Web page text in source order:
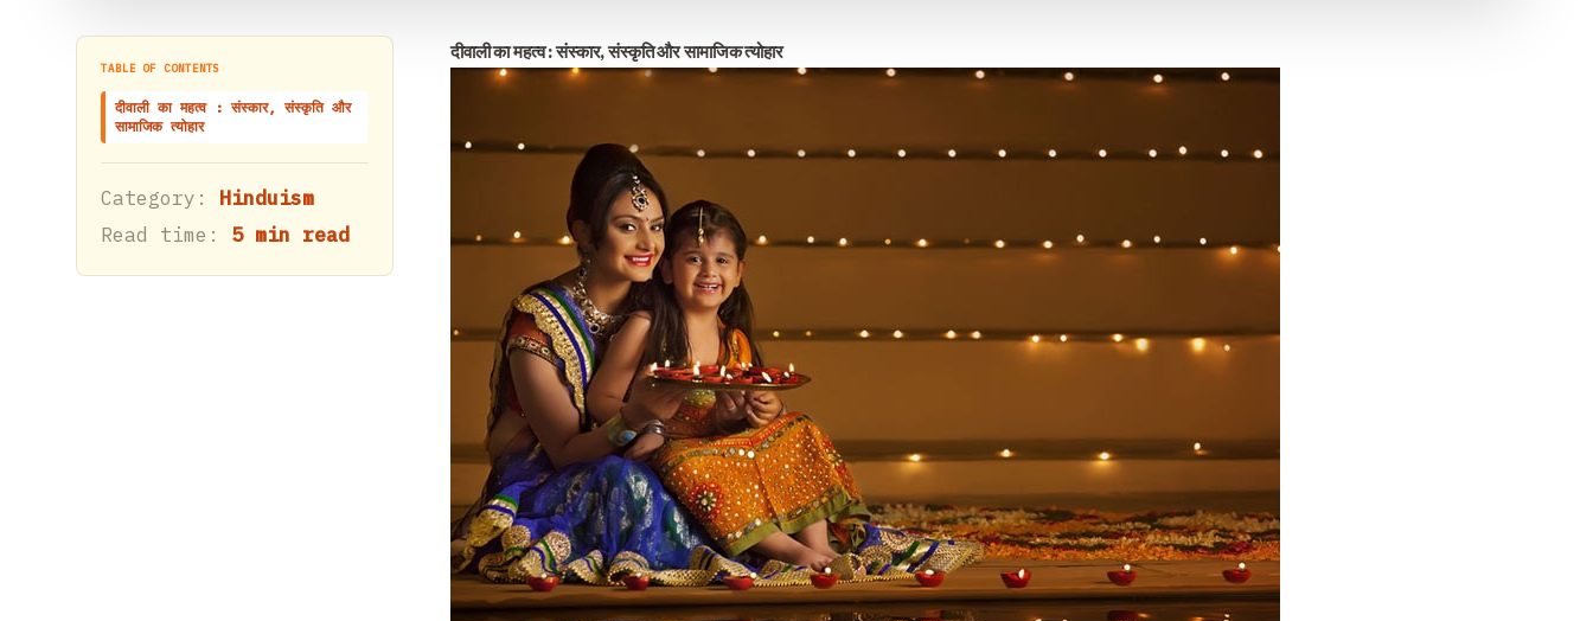
TABLE OF CONTENTS
दीवाली का महत्व : संस्कार, संस्कृति और
सामाजिक त्योहार
Category: Hinduism
Read time: 5 min read
दीवाली का महत्व : संस्कार, संस्कृति और सामाजिक त्योहार